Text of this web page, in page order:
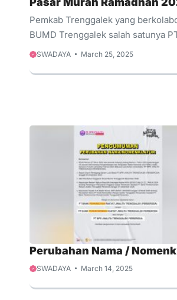
Pemkab Trenggalek yang
BUMD Trenggalek salah satunya
Trenggalek Perseroda gelar Pasar
Trenggalek. Hal ini bertujuan untuk
SWADAYA March 25, 2025
Perubahan Nama /
SWADAYA March 14, 2025